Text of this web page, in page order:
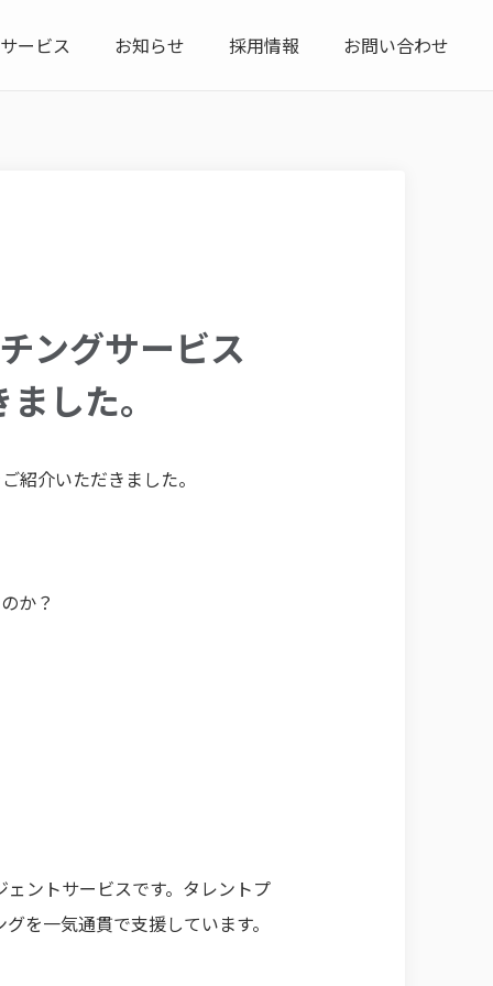
サービス お知らせ 採用情報 お問い合わせ
ングサービス
した。
紹介いただきました。
か？
ントサービスです。タレントプ
を一気通貫で支援しています。